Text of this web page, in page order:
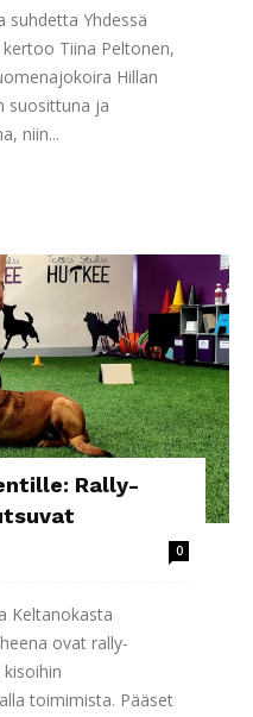
suhdetta Yhdessä
Tiina Peltonen,
Hillan
suosittuna ja
niin...
Rally-
0
Keltanokasta
ovat rally-
toimimista. Pääset